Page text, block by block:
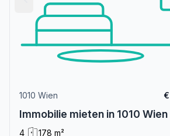
1010 Wien
Immobilie mieten in 1010 Wien
4
178 m²